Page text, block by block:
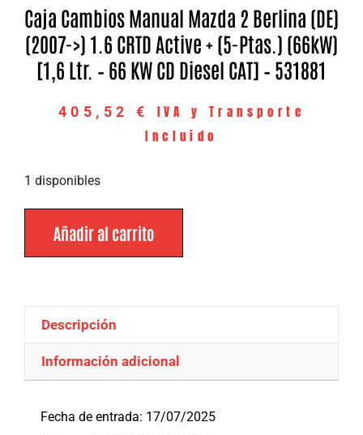
Caja Cambios Manual Mazda 2 Berlina (DE)
(2007->) 1.6 CRTD Active + (5-Ptas.) (66kW)
[1,6 Ltr. – 66 KW CD Diesel CAT] – 531881
405,52 €
IVA y Transporte
Incluido
1 disponibles
Añadir al carrito
Descripción
Información adicional
Fecha de entrada: 17/07/2025